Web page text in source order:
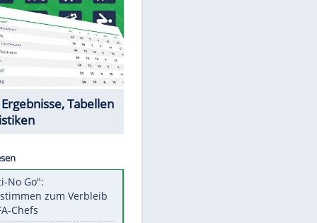
Torlos gegen Kaiserslautern:
Stotterstart von Wolfsburg
Ist ein Vulkanausbruch in
Deutschland möglich?
5 VW-Prototypen, die nie auf den
Datencenter